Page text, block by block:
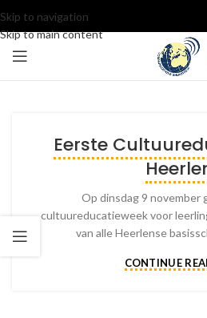
Skip to navigation
Skip to main content
Eerste
Op dinsdag 9 november
cultuureducatieweek voor
van alle Heerlense
CONTINUE